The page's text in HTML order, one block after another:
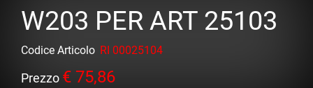
W203 PER ART 25103
Codice Articolo RI 00025104
Prezzo € 75,86